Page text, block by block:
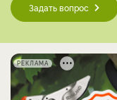
Задать вопрос
РЕКЛАМА